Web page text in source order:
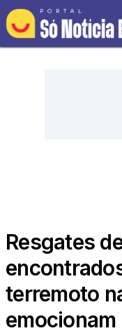
Resgates
terremoto